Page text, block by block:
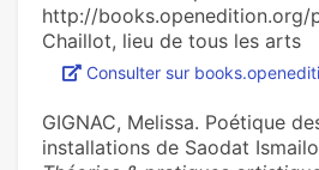
http://books.openedition.org/
Chaillot, lieu de tous les arts
Consulter sur
GIGNAC, Melissa. Poétique
installations de Saodat